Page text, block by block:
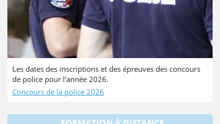
Les dates des inscriptions et des épreuves des concours
de police pour l'année 2026.
Concours de la police 2026